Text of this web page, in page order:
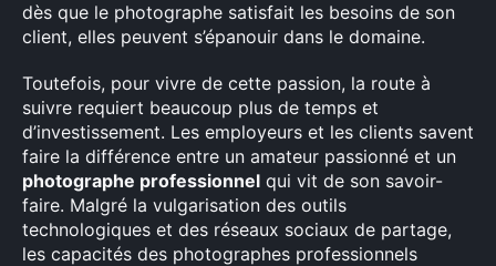
dès que le photographe satisfait les besoins de son
client, elles peuvent s’épanouir dans le domaine.
Toutefois, pour vivre de cette passion, la route à
suivre requiert beaucoup plus de temps et
d’investissement. Les employeurs et les clients savent
faire la différence entre un amateur passionné et un
photographe professionnel qui vit de son savoir-
faire. Malgré la vulgarisation des outils
technologiques et des réseaux sociaux de partage,
les capacités des photographes professionnels